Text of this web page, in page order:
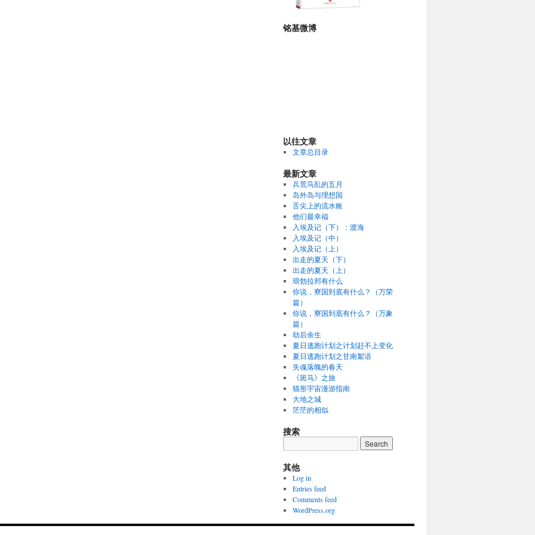
铭基微博
以往文章
文章总目录
最新文章
兵荒马乱的五月
岛外岛与理想国
舌尖上的流水账
他们最幸福
入埃及记（下）：渡海
入埃及记（中）
入埃及记（上）
出走的夏天（下）
出走的夏天（上）
琅勃拉邦有什么
你说，寮国到底有什么？（万荣
篇）
你说，寮国到底有什么？（万象
篇）
劫后余生
夏日逃跑计划之计划赶不上变化
夏日逃跑计划之甘南絮语
失魂落魄的春天
《斑马》之旅
猫形宇宙漫游指南
大地之城
茫茫的相似
搜索
其他
Log in
Entries feed
Comments feed
WordPress.org